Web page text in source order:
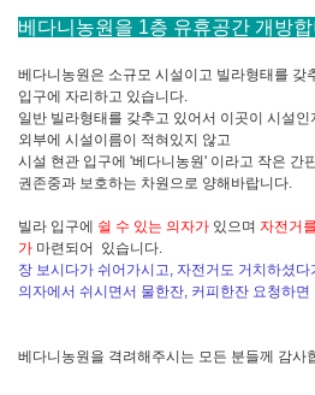
베다니농원을 1층 유휴공간 개방
베다니농원은 소규모 시설이고 빌라형태를 갖
입구에 자리하고 있습니다.
일반 빌라형태를 갖추고 있어서 이곳이 시설
외부에 시설이름이 적혀있지 않고
시설 현관 입구에 '베다니농원' 이라고 작은 간
권존중과 보호하는 차원으로 양해바랍니다.
빌라 입구에 쉴 수 있는 의자가 있으며 자전거
가 마련되어 있습니다.
장 보시다가 쉬어가시고, 자전거도 거치하셨
의자에서 쉬시면서 물한잔, 커피한잔 요청하
베다니농원을 격려해주시는 모든 분들께 감사